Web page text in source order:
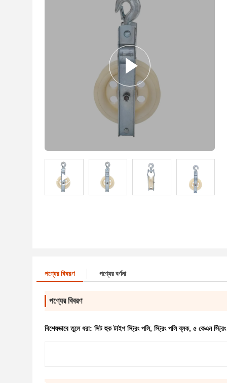
পণ্যের বিবরণ পণ্যের বর্ণনা
পণ্যের বিবরণ
বিশেষভাবে তুলে ধরা: সিট হুক টাইপ স্ট্রিং পলি, স্ট্রিং পলি ব্লক, ৫ কেএন